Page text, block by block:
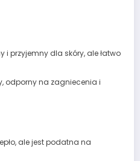
i przyjemny dla skóry, ale łatwo
odporny na zagniecenia i
ale jest podatna na